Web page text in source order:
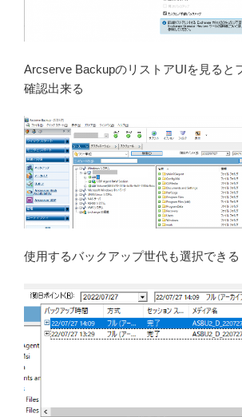
Arcserve BackupのリストアUIを見ると
確認出来る
使用するバックアップ世代も選択できる